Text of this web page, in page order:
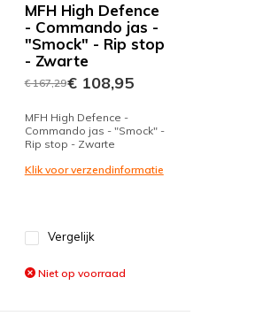
MFH High Defence
- Commando jas -
"Smock" - Rip stop
- Zwarte
€ 167,29€ 108,95
MFH High Defence -
Commando jas - "Smock" -
Rip stop - Zwarte
Klik voor verzendinformatie
Vergelijk
Niet op voorraad